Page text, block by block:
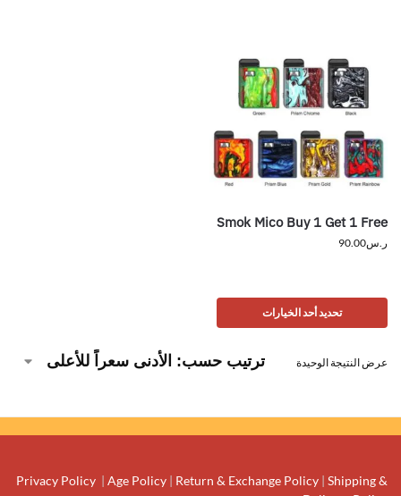
Smok Mico Buy 1 Get 1 Free
ر.س90.00
تحديد أحد الخيارات
عرض النتيجة الوحيدة
Privacy Policy | Age Policy | Return & Exchange Policy | Shipping &